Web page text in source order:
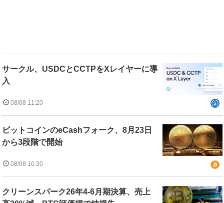
サークル、USDCとCCTPをXレイヤーに導
入
08/08 11:20
ビットコインのeCashフォーク、8月23日
から3段階で開始
08/08 10:30
クリーンスパーク26年4-6月期決算、売上